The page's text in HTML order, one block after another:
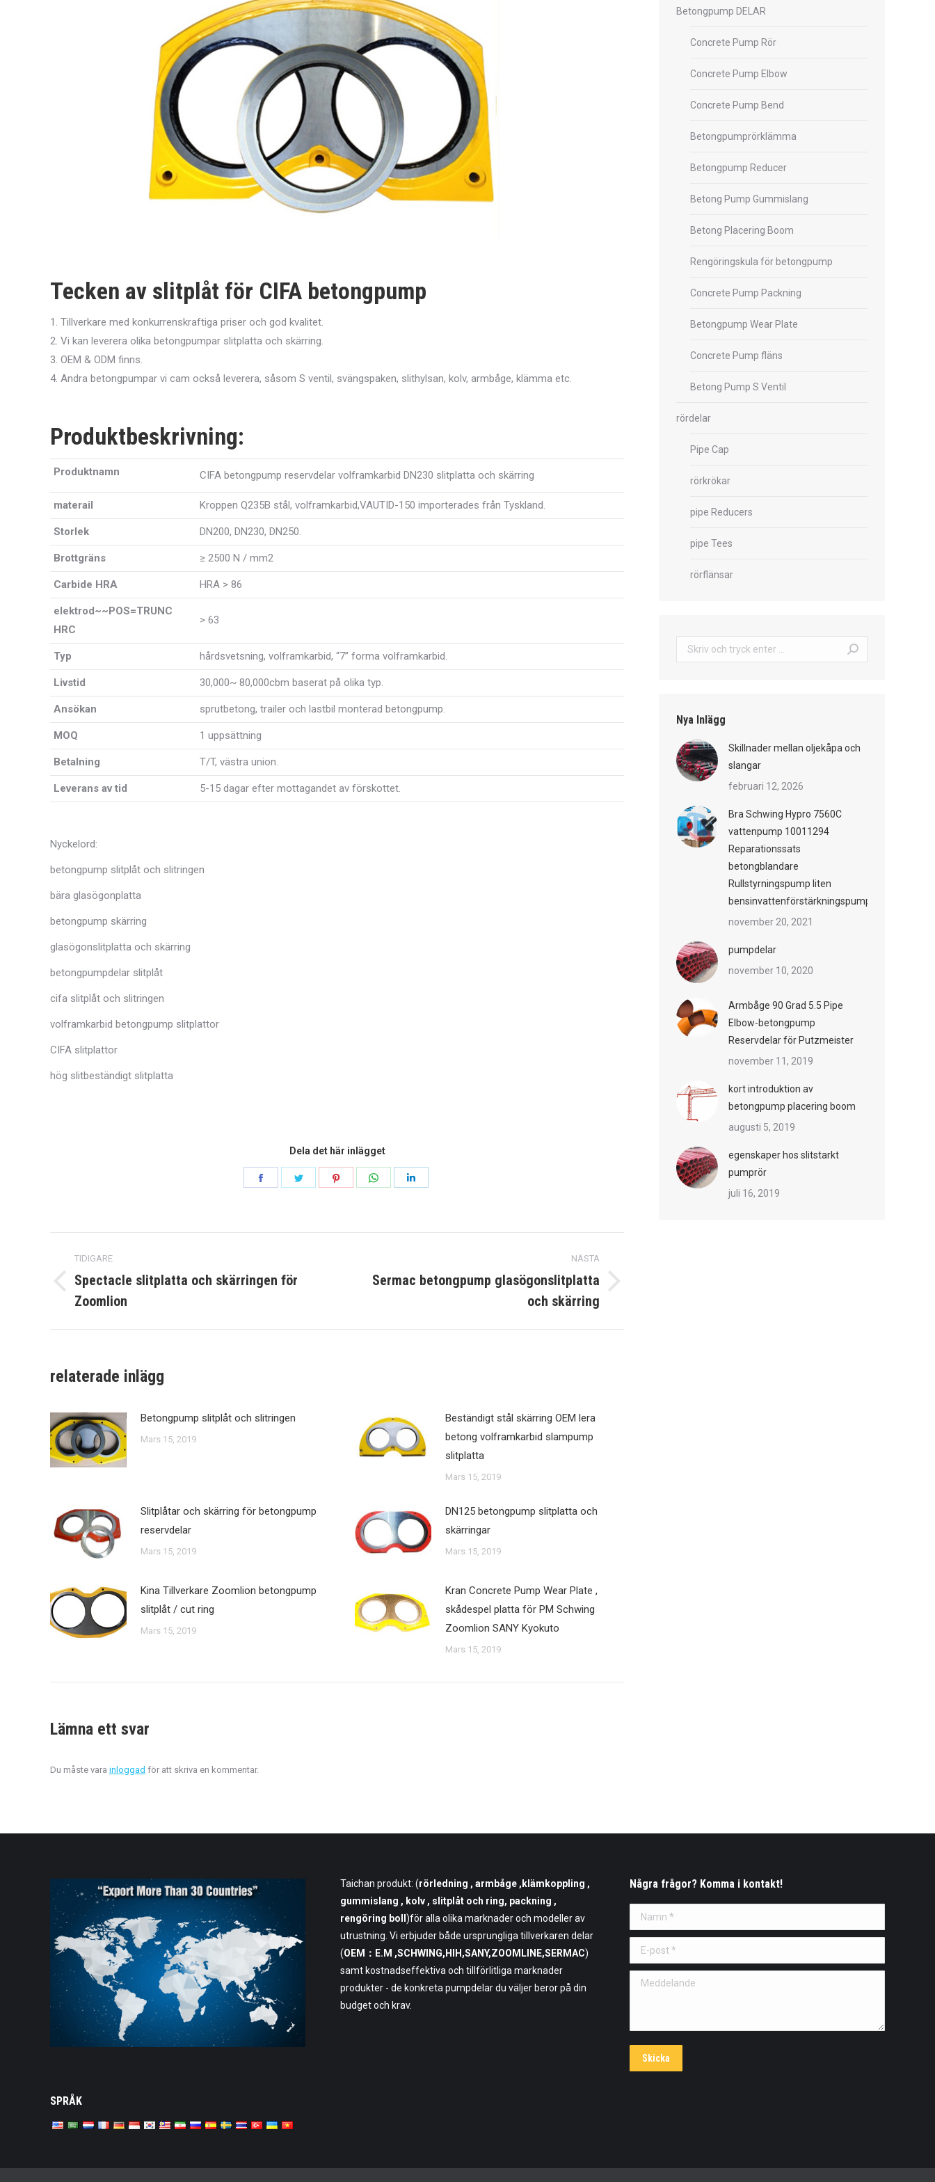
Tecken av slitplåt för CIFA betongpump
1. Tillverkare med konkurrenskraftiga priser och god kvalitet.
2. Vi kan leverera olika betongpumpar slitplatta och skärring.
3. OEM & ODM finns.
4. Andra betongpumpar vi cam också leverera, såsom S ventil, svängspaken, slithylsan, kolv, armbåge, klämma etc.
Produktbeskrivning:
Produktnamn CIFA betongpump reservdelar volframkarbid DN230 slitplatta och skärring
materail Kroppen Q235B stål, volframkarbid,VAUTID-150 importerades från Tyskland.
Storlek DN200, DN230, DN250.
Brottgräns ≥ 2500 N / mm2
Carbide HRA HRA > 86
elektrod~~POS=TRUNC
HRC
> 63
Typ hårdsvetsning, volframkarbid, “7” forma volframkarbid.
Livstid 30,000~ 80,000cbm baserat på olika typ.
Ansökan sprutbetong, trailer och lastbil monterad betongpump.
MOQ 1 uppsättning
Betalning T/T, västra union.
Leverans av tid 5-15 dagar efter mottagandet av förskottet.
Nyckelord:
betongpump slitplåt och slitringen
bära glasögonplatta
betongpump skärring
glasögonslitplatta och skärring
betongpumpdelar slitplåt
cifa slitplåt och slitringen
volframkarbid betongpump slitplattor
CIFA slitplattor
hög slitbeständigt slitplatta
Dela det här inlägget
Dela
Dela
navigering
TIDIGARE
Tidigare
inlägg:
Spectacle slitplatta och skärringen för
Zoomlion
NÄSTA
Nästa
Sermac betongpump glasögonslitplatta
och skärring
relaterade inlägg
Betongpump slitplåt och slitringen
Mars 15, 2019
Beständigt stål skärring OEM lera
betong volframkarbid slampump
slitplatta
Mars 15, 2019
Slitplåtar och skärring för betongpump
reservdelar
Mars 15, 2019
DN125 betongpump slitplatta och
skärringar
Mars 15, 2019
Kina Tillverkare Zoomlion betongpump
slitplåt / cut ring
Mars 15, 2019
Kran Concrete Pump Wear Plate ,
skådespel platta för PM Schwing
Zoomlion SANY Kyokuto
Mars 15, 2019
Lämna ett svar
Du måste vara inloggad för att skriva en kommentar.
Betongpump DELAR
Concrete Pump Rör
Concrete Pump Elbow
Concrete Pump Bend
Betongpumprörklämma
Betongpump Reducer
Betong Pump Gummislang
Betong Placering Boom
Rengöringskula för betongpump
Concrete Pump Packning
Betongpump Wear Plate
Concrete Pump fläns
Betong Pump S Ventil
rördelar
Pipe Cap
rörkrökar
pipe Reducers
pipe Tees
rörflänsar
Sök:
Nya Inlägg
Skillnader mellan oljekåpa och
slangar
februari 12, 2026
Bra Schwing Hypro 7560C
vattenpump 10011294
Reparationssats
betongblandare
Rullstyrningspump liten
bensinvattenförstärkningspump
november 20, 2021
pumpdelar
november 10, 2020
Armbåge 90 Grad 5.5 Pipe
Elbow-betongpump
Reservdelar för Putzmeister
november 11, 2019
kort introduktion av
betongpump placering boom
augusti 5, 2019
egenskaper hos slitstarkt
pumprör
juli 16, 2019
Taichan produkt: (rörledning , armbåge ,klämkoppling ,
gummislang , kolv , slitplåt och ring, packning ,
rengöring boll )för alla olika marknader och modeller av
utrustning. Vi erbjuder både ursprungliga tillverkaren delar
(OEM：E.M ,SCHWING,HIH,SANY,ZOOMLINE,SERMAC)
samt kostnadseffektiva och tillförlitliga marknader
produkter - de konkreta pumpdelar du väljer beror på din
budget och krav.
Några frågor? Komma i kontakt!
Namn *
E-post *
Meddelande
Skicka
SPRÅK